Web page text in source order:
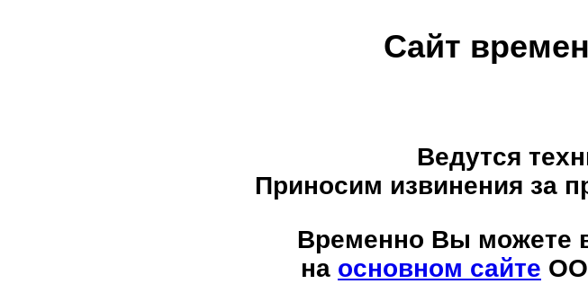
Сайт
Ведутся
Приносим извинения за
Временно Вы можете
на основном сайте